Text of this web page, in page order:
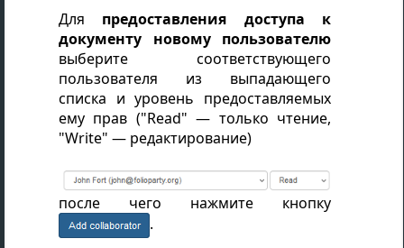
Для предоставления доступа к
документу новому пользователю
выберите соответствующего
пользователя из выпадающего
списка и уровень предоставляемых
ему прав ("Read" — только чтение,
"Write" — редактирование)
после чего нажмите кнопку
.